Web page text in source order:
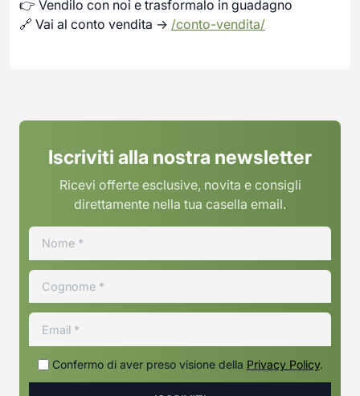
👉 Vendilo con noi e trasformalo in guadagno
🔗 Vai al conto vendita → /conto-vendita/
Iscriviti alla nostra newsletter
Ricevi offerte esclusive, novita e consigli
direttamente nella tua casella email.
Confermo di aver preso visione della Privacy Policy.